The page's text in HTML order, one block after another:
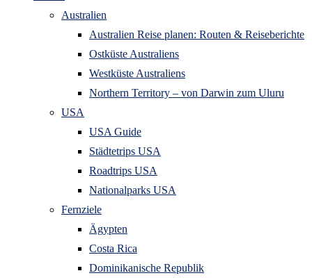
Australien
Australien Reise planen: Routen & Reiseberichte
Ostküste Australiens
Westküste Australiens
Northern Territory – von Darwin zum Uluru
USA
USA Guide
Städtetrips USA
Roadtrips USA
Nationalparks USA
Fernziele
Ägypten
Costa Rica
Dominikanische Republik